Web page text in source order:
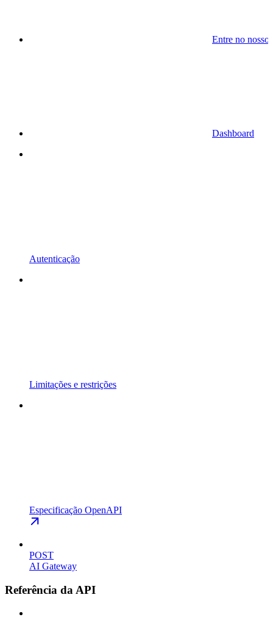
Entre no nosso
Dashboard
Autenticação
Limitações e restrições
Especificação OpenAPI
POST
AI Gateway
Referência da API